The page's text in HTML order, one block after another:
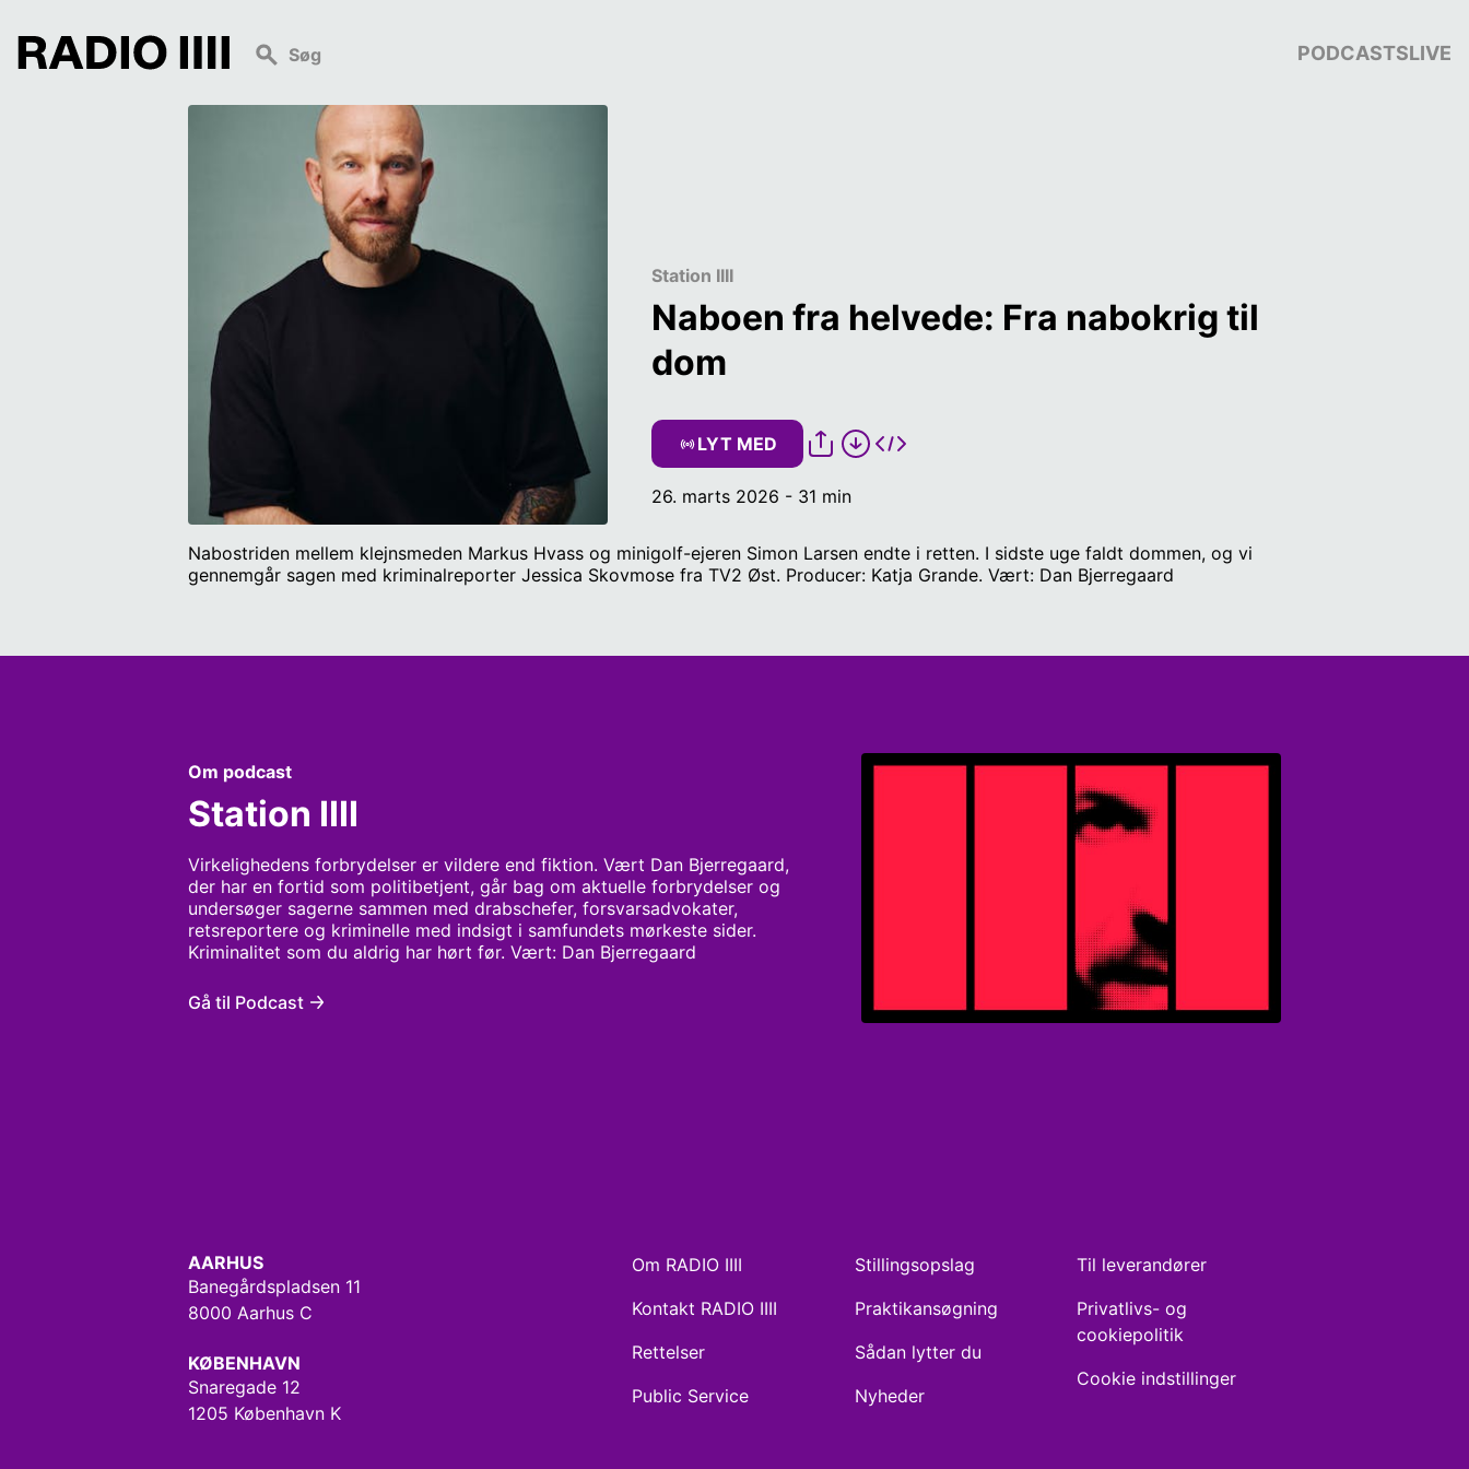
PODCASTSLIVE
Station IIII
Naboen fra helvede: Fra nabokrig til
dom
LYT MED
26. marts 2026 - 31 min
Nabostriden mellem klejnsmeden Markus Hvass og minigolf-ejeren Simon Larsen endte i retten. I sidste uge faldt dommen, og vi
gennemgår sagen med kriminalreporter Jessica Skovmose fra TV2 Øst. Producer: Katja Grande. Vært: Dan Bjerregaard
Om podcast
Station IIII
Virkelighedens forbrydelser er vildere end fiktion. Vært Dan Bjerregaard,
der har en fortid som politibetjent, går bag om aktuelle forbrydelser og
undersøger sagerne sammen med drabschefer, forsvarsadvokater,
retsreportere og kriminelle med indsigt i samfundets mørkeste sider.
Kriminalitet som du aldrig har hørt før. Vært: Dan Bjerregaard
Gå til Podcast
AARHUS
Banegårdspladsen 11
8000 Aarhus C
KØBENHAVN
Snaregade 12
1205 København K
Om RADIO IIII
Kontakt RADIO IIII
Rettelser
Public Service
Stillingsopslag
Praktikansøgning
Sådan lytter du
Nyheder
Til leverandører
Privatlivs- og
cookiepolitik
Cookie indstillinger